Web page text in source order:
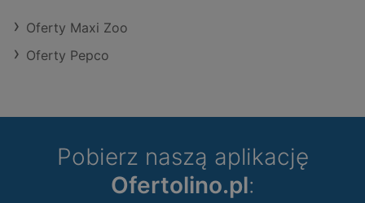
Oferty Maxi Zoo
Oferty Pepco
Pobierz naszą aplikację
Ofertolino.pl: